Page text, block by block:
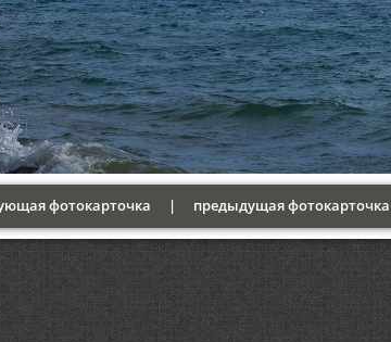
фотокарточка | предыдущая фотокарточка